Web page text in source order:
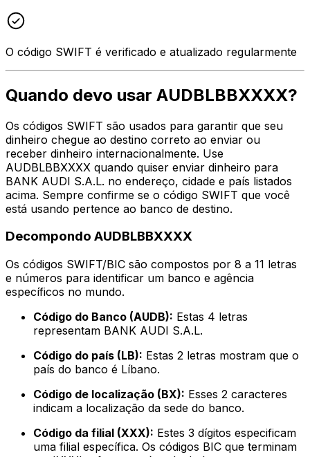
O código SWIFT é verificado e atualizado regularmente
Quando devo usar AUDBLBBXXXX?
Os códigos SWIFT são usados para garantir que seu
dinheiro chegue ao destino correto ao enviar ou
receber dinheiro internacionalmente. Use
AUDBLBBXXXX quando quiser enviar dinheiro para
BANK AUDI S.A.L. no endereço, cidade e país listados
acima. Sempre confirme se o código SWIFT que você
está usando pertence ao banco de destino.
Decompondo AUDBLBBXXXX
Os códigos SWIFT/BIC são compostos por 8 a 11 letras
e números para identificar um banco e agência
específicos no mundo.
Código do Banco (AUDB): Estas 4 letras
representam BANK AUDI S.A.L.
Código do país (LB): Estas 2 letras mostram que o
país do banco é Líbano.
Código de localização (BX): Esses 2 caracteres
indicam a localização da sede do banco.
Código da filial (XXX): Estes 3 dígitos especificam
uma filial específica. Os códigos BIC que terminam